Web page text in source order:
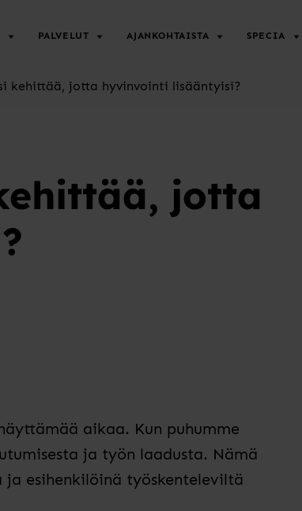
PALVELUT AJANKOHTAISTA SPECIA
kehittää, jotta hyvinvointi lisääntyisi?
jotta
aikaa. Kun puhumme
ja työn laadusta. Nämä
esihenkilöinä työskenteleviltä